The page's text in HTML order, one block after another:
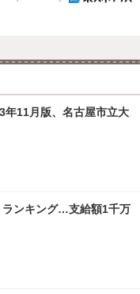
年11月版、名古屋市立大
ランキング…支給額1千万